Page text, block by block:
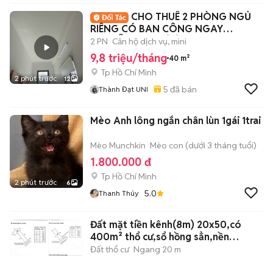
2 phút trước 12
CHO THUÊ 2 PHÒNG NGỦ
RIÊNG CÓ BAN CÔNG NGAY
NGUYỄN GIA TRÍ BÌNH THẠNH
2 PN Căn hộ dịch vụ, mini
9,8 triệu/tháng 40 m²
Tp Hồ Chí Minh
Thành Đạt UNI 5 đã bán
2 phút trước 6
Mèo Anh lông ngắn chân lùn 1gái 1trai
Mèo Munchkin Mèo con (dưới 3 tháng tuổi)
1.800.000 đ
Tp Hồ Chí Minh
Thanh Thúy 5.0
Đất mặt tiền kênh(8m) 20x50,có
400m² thổ cư,sổ hồng sẳn,nền
cao=đường
Đất thổ cư Ngang 20 m